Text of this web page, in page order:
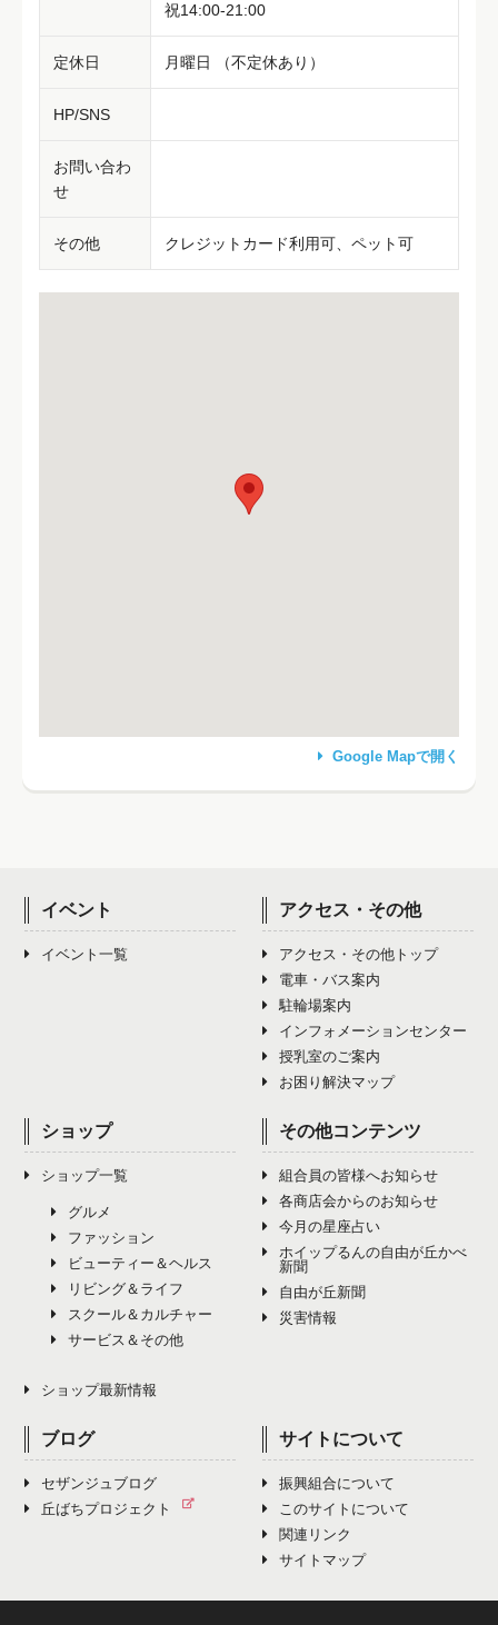
祝14:00-21:00
定休日 月曜日 （不定休あり）
HP/SNS
お問い合わ
せ
その他 クレジットカード利用可、ペット可
Google Mapで開く
イベント
イベント一覧
アクセス・その他
アクセス・その他トップ
電車・バス案内
駐輪場案内
インフォメーションセンター
授乳室のご案内
お困り解決マップ
ショップ
ショップ一覧
グルメ
ファッション
ビューティー＆ヘルス
リビング＆ライフ
スクール＆カルチャー
サービス＆その他
ショップ最新情報
その他コンテンツ
組合員の皆様へお知らせ
各商店会からのお知らせ
今月の星座占い
ホイップるんの自由が丘かべ
新聞
自由が丘新聞
災害情報
ブログ
セザンジュブログ
丘ばちプロジェクト
サイトについて
振興組合について
このサイトについて
関連リンク
サイトマップ